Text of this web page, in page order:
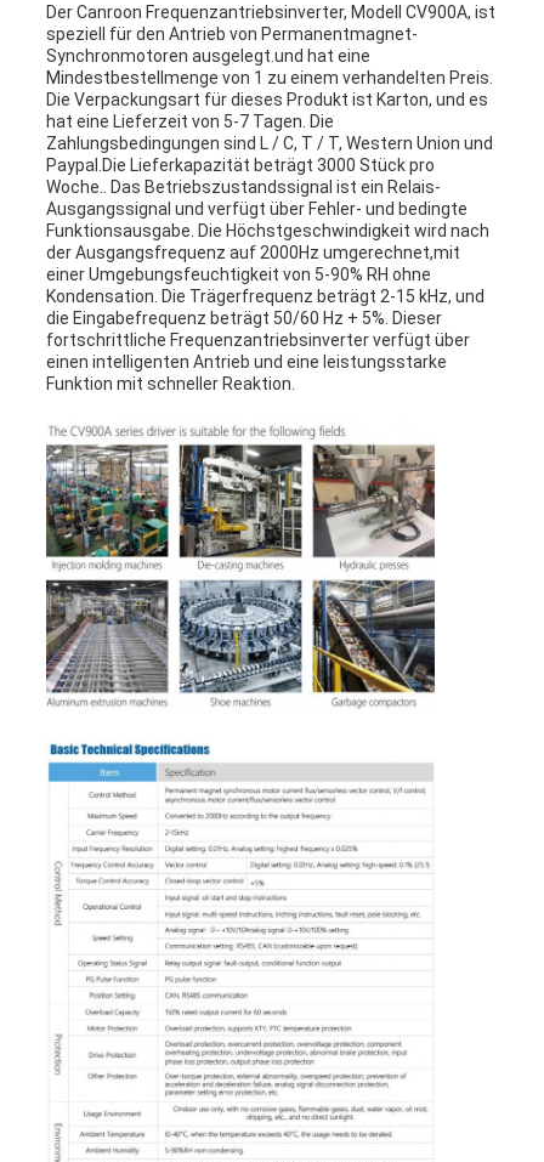
Der Canroon Frequenzantriebsinverter, Modell CV900A, ist
speziell für den Antrieb von Permanentmagnet-
Synchronmotoren ausgelegt.und hat eine
Mindestbestellmenge von 1 zu einem verhandelten Preis.
Die Verpackungsart für dieses Produkt ist Karton, und es
hat eine Lieferzeit von 5-7 Tagen. Die
Zahlungsbedingungen sind L / C, T / T, Western Union und
Paypal.Die Lieferkapazität beträgt 3000 Stück pro
Woche.. Das Betriebszustandssignal ist ein Relais-
Ausgangssignal und verfügt über Fehler- und bedingte
Funktionsausgabe. Die Höchstgeschwindigkeit wird nach
der Ausgangsfrequenz auf 2000Hz umgerechnet,mit
einer Umgebungsfeuchtigkeit von 5-90% RH ohne
Kondensation. Die Trägerfrequenz beträgt 2-15 kHz, und
die Eingabefrequenz beträgt 50/60 Hz + 5%. Dieser
fortschrittliche Frequenzantriebsinverter verfügt über
einen intelligenten Antrieb und eine leistungsstarke
Funktion mit schneller Reaktion.